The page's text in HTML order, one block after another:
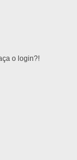
o login?!